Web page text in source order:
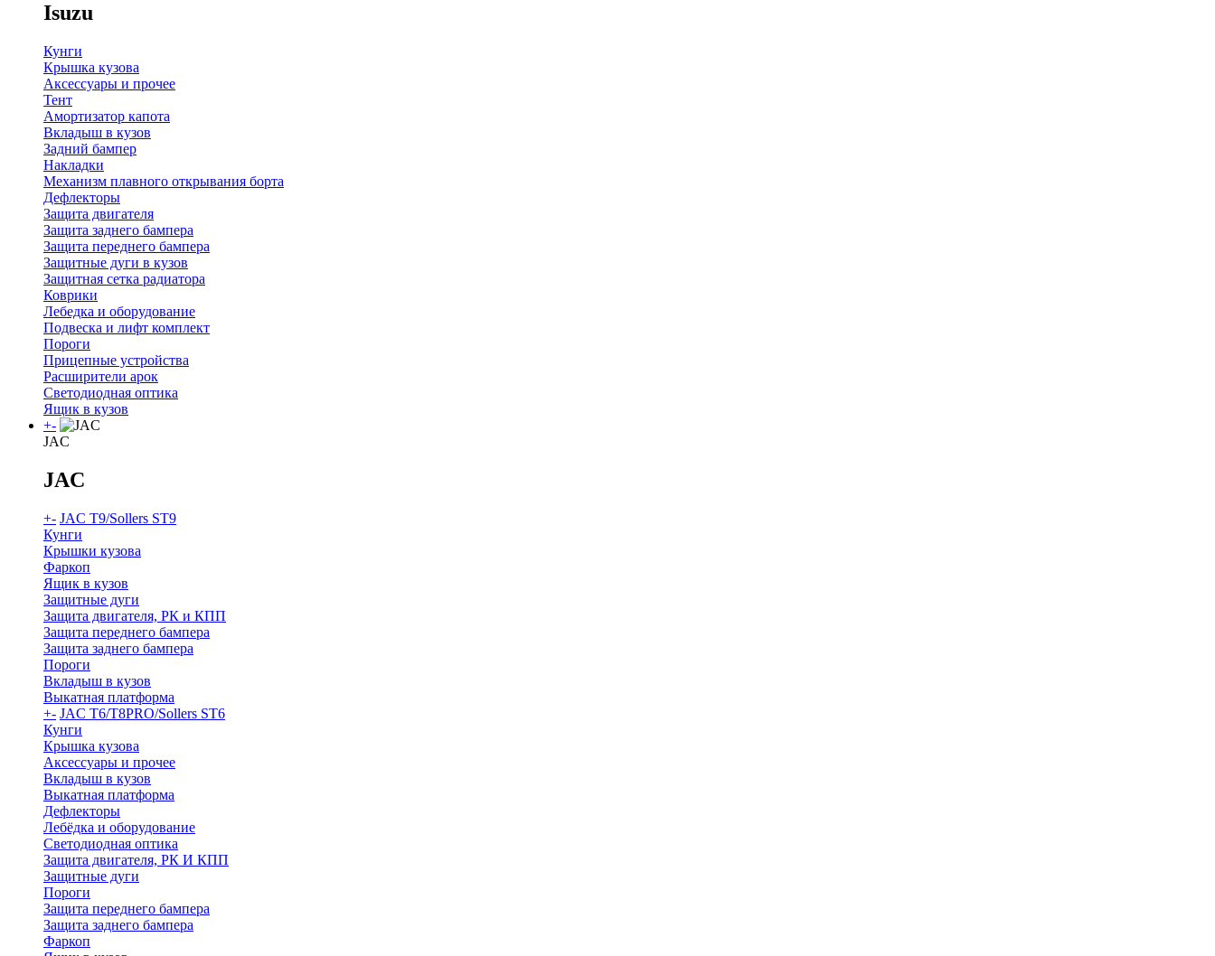
Isuzu
Кунги
Крышка кузова
Аксессуары и прочее
Тент
Амортизатор капота
Вкладыш в кузов
Задний бампер
Накладки
Механизм плавного открывания борта
Дефлекторы
Защита двигателя
Защита заднего бампера
Защита переднего бампера
Защитные дуги в кузов
Защитная сетка радиатора
Коврики
Лебедка и оборудование
Подвеска и лифт комплект
Пороги
Прицепные устройства
Расширители арок
Светодиодная оптика
Ящик в кузов
+-
JAC
JAC
+- JAC T9/Sollers ST9
Кунги
Крышки кузова
Фаркоп
Ящик в кузов
Защитные дуги
Защита двигателя, РК и КПП
Защита переднего бампера
Защита заднего бампера
Пороги
Вкладыш в кузов
Выкатная платформа
+- JAC T6/T8PRO/Sollers ST6
Кунги
Крышка кузова
Аксессуары и прочее
Вкладыш в кузов
Выкатная платформа
Дефлекторы
Лебёдка и оборудование
Светодиодная оптика
Защита двигателя, РК И КПП
Защитные дуги
Пороги
Защита переднего бампера
Защита заднего бампера
Фаркоп